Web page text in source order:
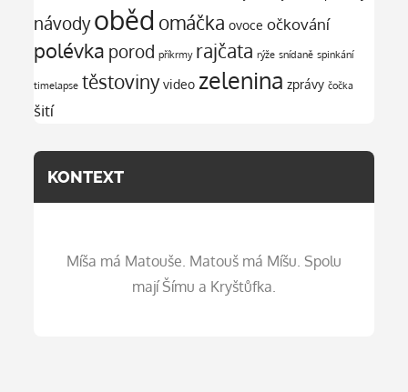
návodyoběd omáčka ovoce očkování
polévka porod příkrmy rajčata rýže snídaně spinkání
timelapse těstoviny video zelenina zprávy čočka
šití
KONTEXT
Míša má Matouše. Matouš má Míšu. Spolu
mají Šímu a Kryštůfka.